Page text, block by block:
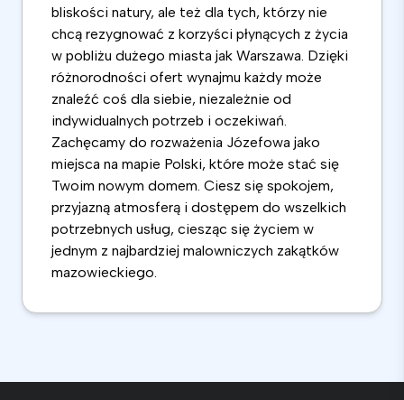
bliskości natury, ale też dla tych, którzy nie
chcą rezygnować z korzyści płynących z życia
w pobliżu dużego miasta jak Warszawa. Dzięki
różnorodności ofert wynajmu każdy może
znaleźć coś dla siebie, niezależnie od
indywidualnych potrzeb i oczekiwań.
Zachęcamy do rozważenia Józefowa jako
miejsca na mapie Polski, które może stać się
Twoim nowym domem. Ciesz się spokojem,
przyjazną atmosferą i dostępem do wszelkich
potrzebnych usług, ciesząc się życiem w
jednym z najbardziej malowniczych zakątków
mazowieckiego.